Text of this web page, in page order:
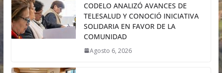
CODELO ANALIZÓ AVANCES DE
TELESALUD Y CONOCIÓ INICIATIVA
SOLIDARIA EN FAVOR DE LA
COMUNIDAD
Agosto 6, 2026